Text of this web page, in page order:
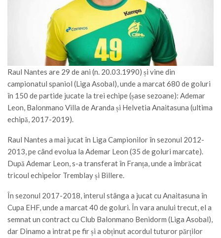
Raul Nantes are 29 de ani (n. 20.03.1990) și vine din
campionatul spaniol (Liga Asobal), unde a marcat 680 de goluri
în 150 de partide jucate la trei echipe (șase sezoane): Ademar
Leon, Balonmano Villa de Aranda și Helvetia Anaitasuna (ultima
echipă, 2017-2019).
Raul Nantes a mai jucat în Liga Campionilor în sezonul 2012-
2013, pe când evolua la Ademar Leon (35 de goluri marcate).
După Ademar Leon, s-a transferat în Franța, unde a îmbrăcat
tricoul echipelor Tremblay și Billere.
În sezonul 2017-2018, interul stânga a jucat cu Anaitasuna în
Cupa EHF, unde a marcat 40 de goluri. În vara anului trecut, el a
semnat un contract cu Club Balonmano Benidorm (Liga Asobal),
dar Dinamo a intrat pe fir și a obținut acordul tuturor părților